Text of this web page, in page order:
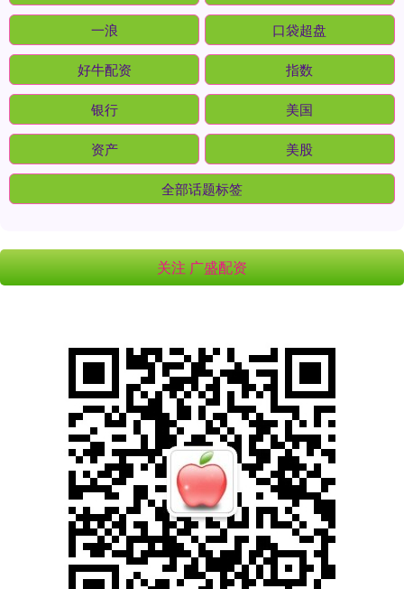
一浪 口袋超盘
好牛配资 指数
银行 美国
资产 美股
全部话题标签
关注 广盛配资